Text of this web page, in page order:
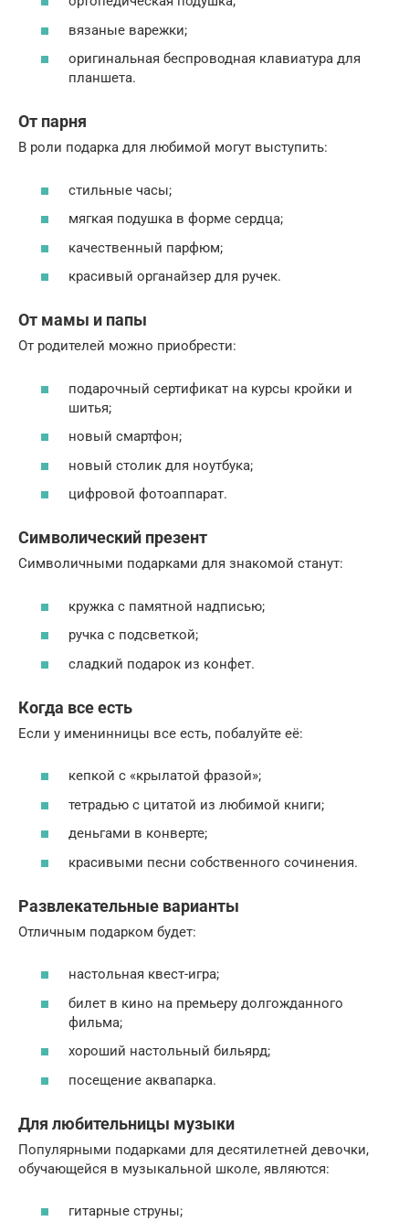
вязаные варежки;
оригинальная беспроводная клавиатура для
планшета.
От парня
В роли подарка для любимой могут выступить:
стильные часы;
мягкая подушка в форме сердца;
качественный парфюм;
красивый органайзер для ручек.
От мамы и папы
От родителей можно приобрести:
подарочный сертификат на курсы кройки и
шитья;
новый смартфон;
новый столик для ноутбука;
цифровой фотоаппарат.
Символический презент
Символичными подарками для знакомой станут:
кружка с памятной надписью;
ручка с подсветкой;
сладкий подарок из конфет.
Когда все есть
Если у именинницы все есть, побалуйте её:
кепкой с «крылатой фразой»;
тетрадью с цитатой из любимой книги;
деньгами в конверте;
красивыми песни собственного сочинения.
Развлекательные варианты
Отличным подарком будет:
настольная квест-игра;
билет в кино на премьеру долгожданного
фильма;
хороший настольный бильярд;
посещение аквапарка.
Для любительницы музыки
Популярными подарками для десятилетней девочки,
обучающейся в музыкальной школе, являются:
гитарные струны;